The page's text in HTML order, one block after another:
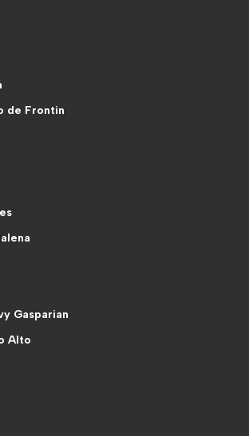
de Frontin
Gasparian
Alto